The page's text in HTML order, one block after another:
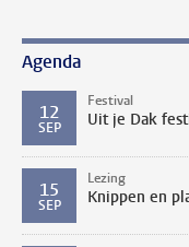
Agenda
12
SEP
Festival
Uit je Dak
15
SEP
Lezing
Knippen en